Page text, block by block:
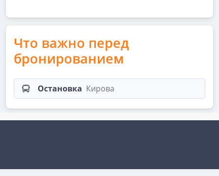
Что важно перед
бронированием
Остановка Кирова